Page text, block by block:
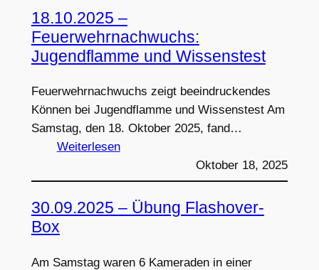
Abschluss
des
MTA-
Lehrgang
18.10.2025 –
Feuerwehrnachwuchs:
Jugendflamme und Wissenstest
Feuerwehrnachwuchs zeigt beeindruckendes
Können bei Jugendflamme und Wissenstest Am
Samstag, den 18. Oktober 2025, fand…
Weiterlesen:
–
Feuerwehrnachwuchs:
Jugendflamme
Wissenstest
Oktober 18, 2025
30.09.2025 – Übung Flashover-
Box
Am Samstag waren 6 Kameraden in einer